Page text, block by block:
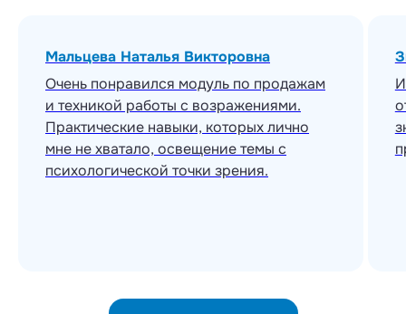
Мальцева Наталья Викторовна
Очень понравился модуль по продажам
и техникой работы с возражениями.
Практические навыки, которых лично
мне не хватало, освещение темы с
психологической точки зрения.